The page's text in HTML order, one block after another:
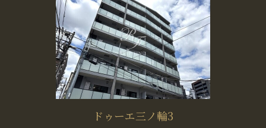
ドゥーエ三ノ輪3